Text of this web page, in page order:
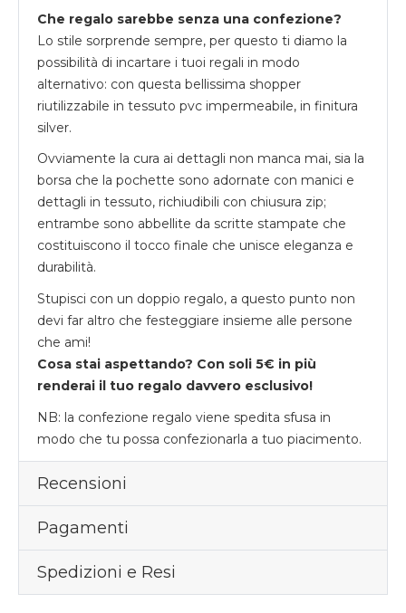
Che regalo sarebbe senza una confezione?
Lo stile sorprende sempre, per questo ti diamo la
possibilità di incartare i tuoi regali in modo
alternativo: con questa bellissima shopper
riutilizzabile in tessuto pvc impermeabile, in finitura
silver.
Ovviamente la cura ai dettagli non manca mai, sia la
borsa che la pochette sono adornate con manici e
dettagli in tessuto, richiudibili con chiusura zip;
entrambe sono abbellite da scritte stampate che
costituiscono il tocco finale che unisce eleganza e
durabilità.
Stupisci con un doppio regalo, a questo punto non
devi far altro che festeggiare insieme alle persone
che ami!
Cosa stai aspettando? Con soli 5€ in più
renderai il tuo regalo davvero esclusivo!
NB: la confezione regalo viene spedita sfusa in
modo che tu possa confezionarla a tuo piacimento.
Recensioni
Pagamenti
Spedizioni e Resi